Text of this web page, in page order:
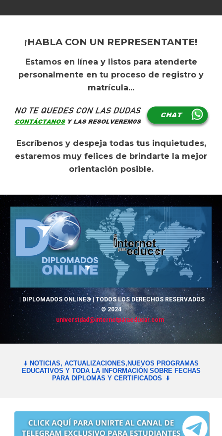
¡HABLA CON UN REPRESENTANTE!
Estamos en línea y listos para atenderte
personalmente en tu proceso de registro y
matrícula...
Escríbenos y despeja todas tus inquietudes,
estaremos muy felices de brindarte la mejor
orientación posible.
|DIPLOMADOS ONLINE® | TODOS LOS DERECHOS RESERVADOS
© 2024
universidad@internetparaeducar.com
⬇️ NOTICIAS, ACTUALIZACIONES,NUEVOS PROGRAMAS
EDUCATIVOS Y TODA LA INFORMACIÓN SOBRE FECHAS
PARA DIPLOMAS Y CERTIFICADOS ⬇️